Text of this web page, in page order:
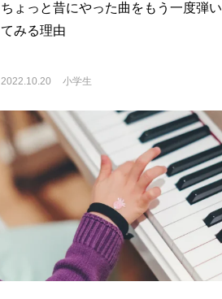
ちょっと昔にやった曲をもう一度弾い
てみる理由
2022.10.20 小学生